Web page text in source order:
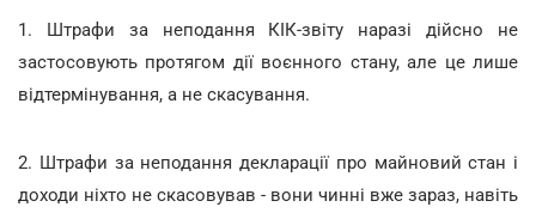
1. Штрафи за неподання КІК-звіту наразі дійсно не
застосовують протягом дії воєнного стану, але це лише
відтермінування, а не скасування.
2. Штрафи за неподання декларації про майновий стан і
доходи ніхто не скасовував - вони чинні вже зараз, навіть